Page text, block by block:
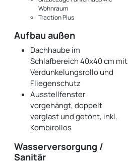
Wohnraum
Traction Plus
Aufbau außen
Dachhaube im
Schlafbereich 40x40 cm mit
Verdunkelungsrollo und
Fliegenschutz
Ausstellfenster
vorgehängt, doppelt
verglast und getönt, inkl.
Kombirollos
Wasserversorgung /
Sanitär